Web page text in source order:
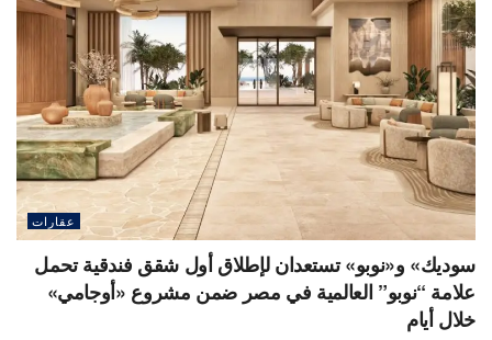
عقارات
سوديك» و«نوبو» تستعدان لإطلاق أول شقق فندقية تحمل
علامة “نوبو” العالمية في مصر ضمن مشروع «أوجامي»
خلال أيام